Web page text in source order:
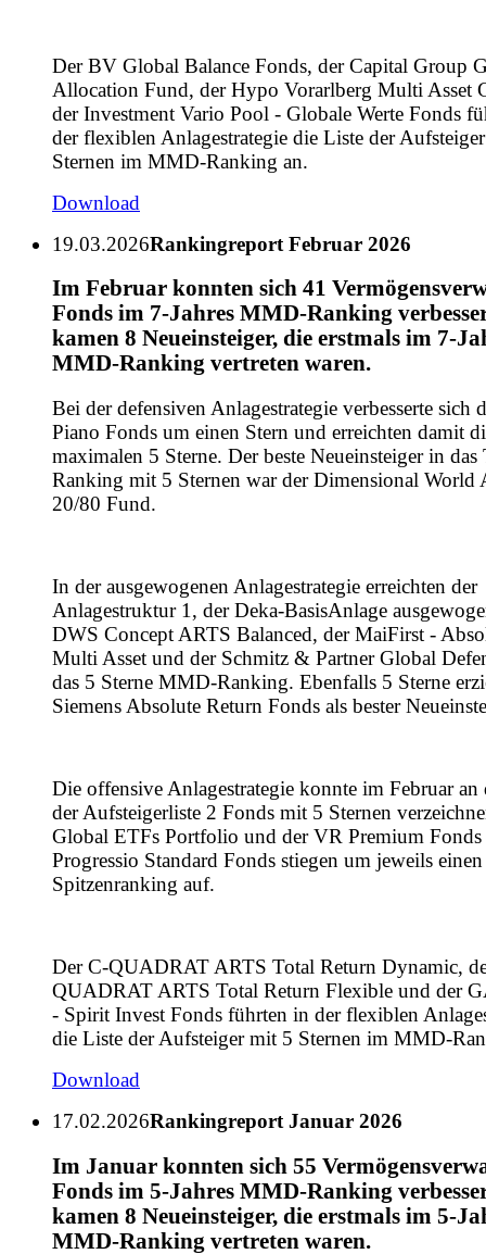
Der BV Global Balance Fonds, der Capital Group
Allocation Fund, der Hypo Vorarlberg Multi Asset
der Investment Vario Pool - Globale Werte Fonds
der flexiblen Anlagestrategie die Liste der
Sternen im MMD-Ranking an.
Download
19.03.2026Rankingreport Februar 2026
Im Februar konnten sich 41
Fonds im 7-Jahres MMD-Ranking
kamen 8 Neueinsteiger, die erstmals im 7-
MMD-Ranking vertreten waren.
Bei der defensiven Anlagestrategie verbesserte sich
Piano Fonds um einen Stern und erreichten damit
maximalen 5 Sterne. Der beste Neueinsteiger in das
Ranking mit 5 Sternen war der Dimensional World
20/80 Fund.
In der ausgewogenen Anlagestrategie erreichten der
Anlagestruktur 1, der Deka-BasisAnlage
DWS Concept ARTS Balanced, der MaiFirst -
Multi Asset und der Schmitz & Partner Global
das 5 Sterne MMD-Ranking. Ebenfalls 5 Sterne
Siemens Absolute Return Fonds als bester
Die offensive Anlagestrategie konnte im Februar an
der Aufsteigerliste 2 Fonds mit 5 Sternen
Global ETFs Portfolio und der VR Premium Fonds
Progressio Standard Fonds stiegen um jeweils
Spitzenranking auf.
Der C-QUADRAT ARTS Total Return Dynamic,
QUADRAT ARTS Total Return Flexible und der
- Spirit Invest Fonds führten in der flexiblen
die Liste der Aufsteiger mit 5 Sternen im MMD-
Download
17.02.2026Rankingreport Januar 2026
Im Januar konnten sich 55
Fonds im 5-Jahres MMD-Ranking
kamen 8 Neueinsteiger, die erstmals im 5-
MMD-Ranking vertreten waren.